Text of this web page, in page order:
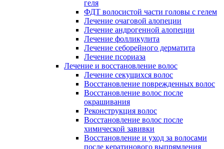
геля
ФДТ волосистой части головы с гелем
Лечение очаговой алопеции
Лечение андрогенной алопеции
Лечение фолликулита
Лечение себорейного дерматита
Лечение псориаза
Лечение и восстановление волос
Лечение секущихся волос
Восстановление поврежденных волос
Восстановление волос после
окрашивания
Реконструкция волос
Восстановление волос после
химической завивки
Восстановление и уход за волосами
после кератинового выпрямления